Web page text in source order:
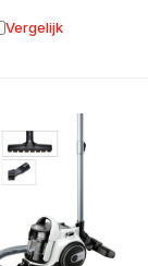
Vergelijk aan